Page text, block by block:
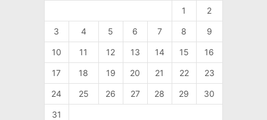
1 2
3 4 5 6 7 8 9
10 11 12 13 14 15 16
17 18 19 20 21 22 23
24 25 26 27 28 29 30
31